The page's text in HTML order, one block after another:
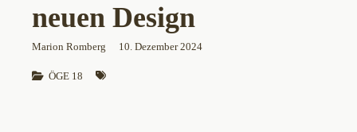
neuen Design
Marion Romberg 10. Dezember 2024
ÖGE 18